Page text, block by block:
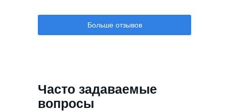
Больше отзывов
Часто задаваемые
вопросы